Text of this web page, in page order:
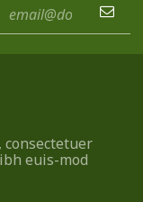
euis-mod